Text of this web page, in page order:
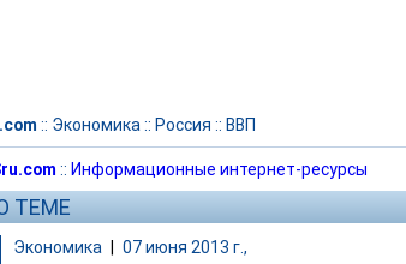
:: Экономика :: Россия :: ВВП
:: Информационные интернет-ресурсы
ТЕМЕ
Экономика 07 июня 2013 г.,